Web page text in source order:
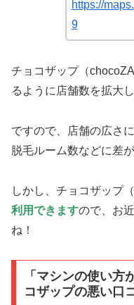
https://
9
チョコザップ（
るように店舗数を拡大
ですので、店舗の広さ
脱毛ルーム数などに差
しかし、チョコザップ
利用できますので、お
ね！
「マシンの使い方
コザップの悪い口